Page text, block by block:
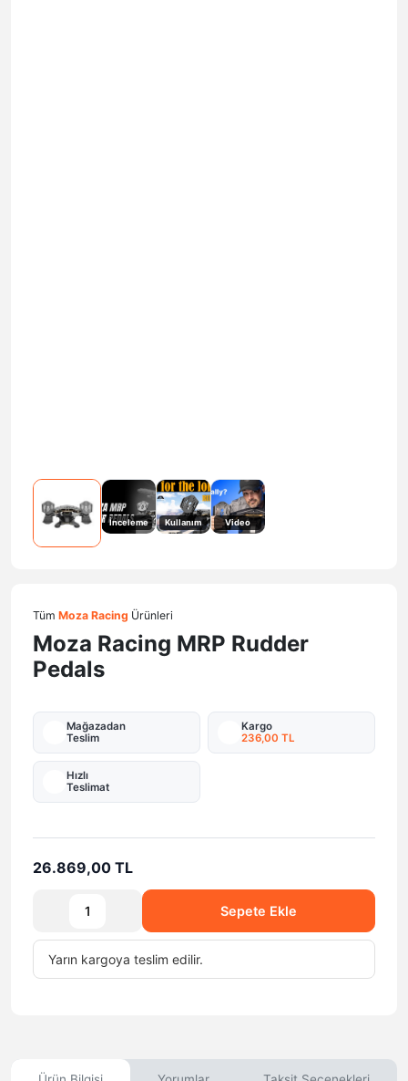
İnceleme Kullanım Video
Tüm Moza Racing Ürünleri
Moza Racing MRP Rudder
Pedals
Mağazadan
Teslim
Kargo
236,00 TL
Hızlı
Teslimat
26.869,00 TL
Sepete Ekle
Yarın kargoya teslim edilir.